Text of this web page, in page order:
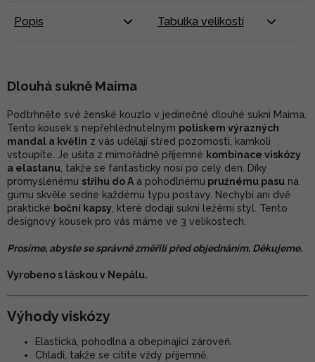
Popis Tabulka velikostí
Dlouhá sukně Maima
Podtrhněte své ženské kouzlo v jedinečné dlouhé sukni Maima.
Tento kousek s nepřehlédnutelným potiskem výrazných
mandal a květin z vás udělají střed pozornosti, kamkoli
vstoupíte. Je ušita z mimořádně příjemné kombinace viskózy
a elastanu , takže se fantasticky nosí po celý den. Díky
promyšlenému střihu do A a pohodlnému pružnému pasu na
gumu skvěle sedne každému typu postavy. Nechybí ani dvě
praktické boční kapsy , které dodají sukni ležérní styl. Tento
designový kousek pro vás máme ve 3 velikostech.
Prosíme, abyste se správně změřili před objednáním. Děkujeme.
Vyrobeno s láskou v Nepálu.
Výhody viskózy
Elastická, pohodlná a obepínající zároveň.
Chladí, takže se cítíte vždy příjemně.